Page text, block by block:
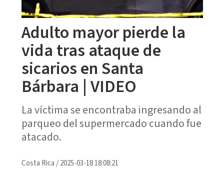
Adulto mayor pierde la
vida tras ataque de
sicarios en Santa
Bárbara | VIDEO
La víctima se encontraba ingresando al
parqueo del supermercado cuando fue
atacado.
Costa Rica /2025-03-18 18:08:21